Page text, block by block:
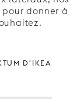
donner à
d'Ikea